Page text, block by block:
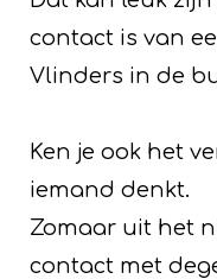
contact is van
Vlinders in de
Ken je ook het
iemand denkt.
Zomaar uit het
contact met